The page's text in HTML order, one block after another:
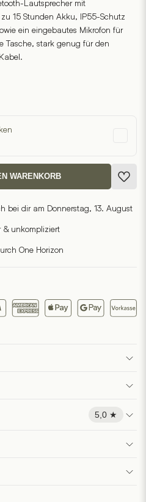
Lautsprecher mit
15 Stunden Akku, IP55-Schutz
ein eingebautes Mikrofon für
Tasche, stark genug für den
WARENKORB
bei dir am Donnerstag, 13. August
& unkompliziert
One Horizon
5,0 ★